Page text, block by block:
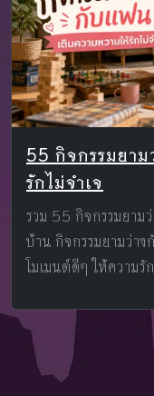
55 กิจกรรมยา
รักไม่จำเจ
รวม 55 กิจกรรมยาม
บ้าน กิจกรรมยามว่า
โมเมนต์ดีๆ ให้ความ